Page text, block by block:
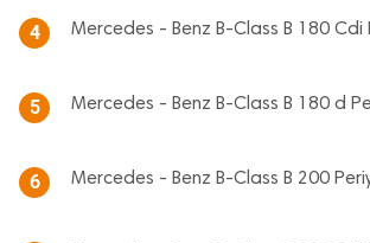
4 Mercedes - Benz B-Class B 180 Cdi
5 Mercedes - Benz B-Class B 180 d
6 Mercedes - Benz B-Class B 200